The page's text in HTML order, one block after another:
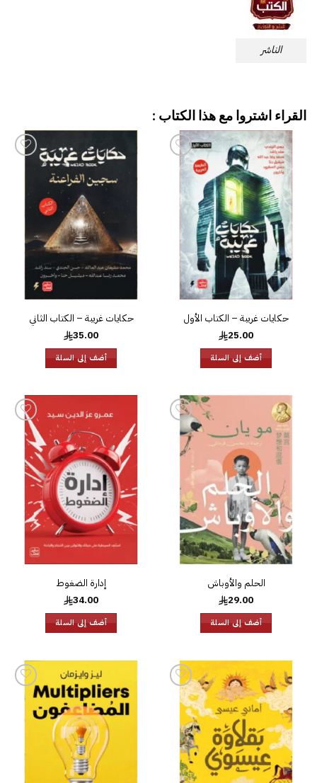
الناشر
القراء اشتروا مع هذا الكتاب :
إضافة
قائمة
الرغبات
حكايات غريبة – الكتاب الأول
25.00
أضف إلى السلة
الرغبات
حكايات غريبة – الكتاب الثاني
35.00
أضف إلى السلة
إضافة
قائمة
الرغبات
الحلم والأوباش
29.00
أضف إلى السلة
إضافة
إلى
الرغبات
إدارة الضغوط
34.00
أضف إلى السلة
إضافة
إلى
قائمة
الرغبات